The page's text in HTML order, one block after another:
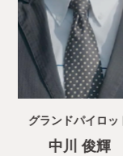
ランドパイロット
中川 俊輝